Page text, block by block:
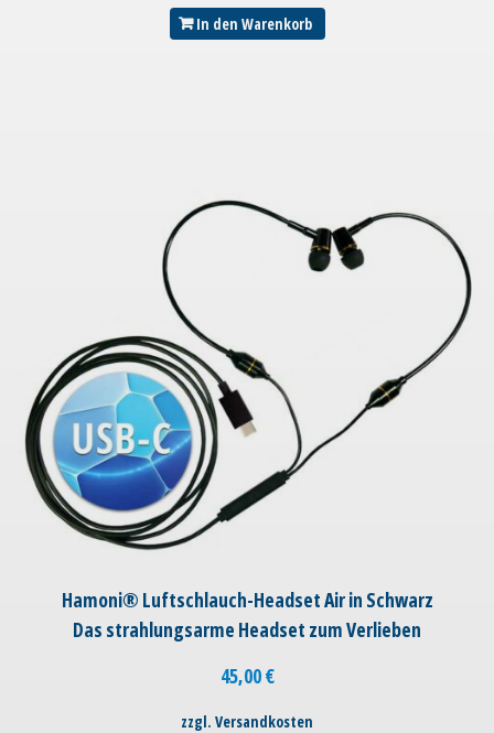
In den Warenkorb
Hamoni® Luftschlauch-Headset Air in Schwarz
Das strahlungsarme Headset zum Verlieben
45,00€
zzgl. Versandkosten